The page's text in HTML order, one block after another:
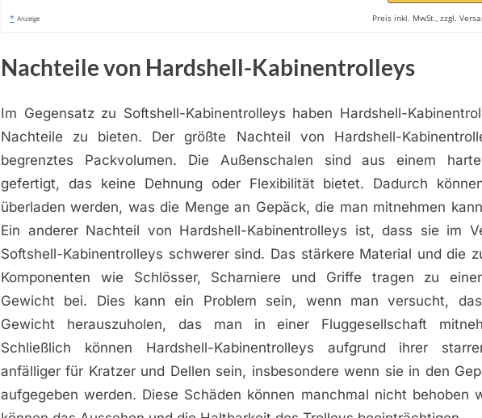
* Anzeige Preis inkl. MwSt., zzgl.
Nachteile von Hardshell-Kabinentrolleys
Im Gegensatz zu Softshell-Kabinentrolleys haben Hardshell-
Nachteile zu bieten. Der größte Nachteil von Hardshell-
begrenztes Packvolumen. Die Außenschalen sind aus einem
gefertigt, das keine Dehnung oder Flexibilität bietet. Dadurch
überladen werden, was die Menge an Gepäck, die man mitnehmen
Ein anderer Nachteil von Hardshell-Kabinentrolleys ist, dass sie im
Softshell-Kabinentrolleys schwerer sind. Das stärkere Material und die
Komponenten wie Schlösser, Scharniere und Griffe tragen zu
Gewicht bei. Dies kann ein Problem sein, wenn man versucht,
Gewicht herauszuholen, das man in einer Fluggesellschaft
Schließlich können Hardshell-Kabinentrolleys aufgrund ihrer
anfälliger für Kratzer und Dellen sein, insbesondere wenn sie in den
aufgegeben werden. Diese Schäden können manchmal nicht behoben